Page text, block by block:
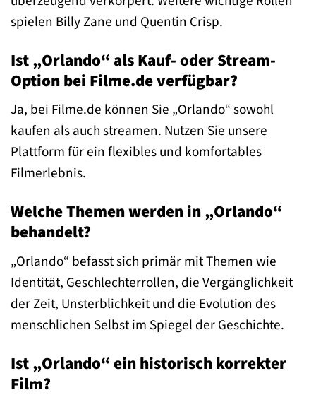
spielen Billy Zane und Quentin Crisp.
Ist „Orlando“ als Kauf- oder Stream-
Option bei Filme.de verfügbar?
Ja, bei Filme.de können Sie „Orlando“ sowohl
kaufen als auch streamen. Nutzen Sie unsere
Plattform für ein flexibles und komfortables
Filmerlebnis.
Welche Themen werden in „Orlando“
behandelt?
„Orlando“ befasst sich primär mit Themen wie
Identität, Geschlechterrollen, die Vergänglichkeit
der Zeit, Unsterblichkeit und die Evolution des
menschlichen Selbst im Spiegel der Geschichte.
Ist „Orlando“ ein historisch korrekter
Film?